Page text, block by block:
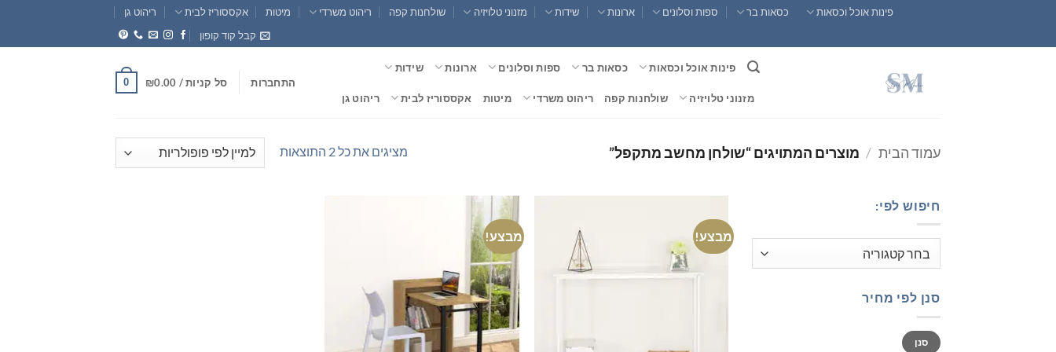
content
פינות אוכל וכסאות כסאות בר ספות וסלונים ארונות שידות מזנוני טלויזיה שולחנות קפה ריהוט משרדי מיטות אקססוריז לבית
ריהוט גן
קבל קוד קופון
פינות אוכל וכסאות כסאות בר ספות וסלונים ארונות שידות
מזנוני טלויזיה שולחנות קפה ריהוט משרדי מיטות אקססוריז לבית ריהוט גן
התחברות סל קניות / ₪0.00
0
עמוד הבית / מוצרים המתויגים “שולחן מחשב מתקפל” מציגים את כל ⁦2⁩ התוצאות
ממוין
לפי
חיפוש לפי:
סנן לפי מחיר
מחיר
מינימלי
מחיר
מקסימלי
סנן
מבצע! מבצע!